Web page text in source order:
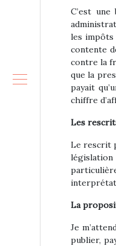
C’est
les impôts
contente
contre la
que la
payait
chiffre
Les
Le rescrit
législation
La
Je
publier,